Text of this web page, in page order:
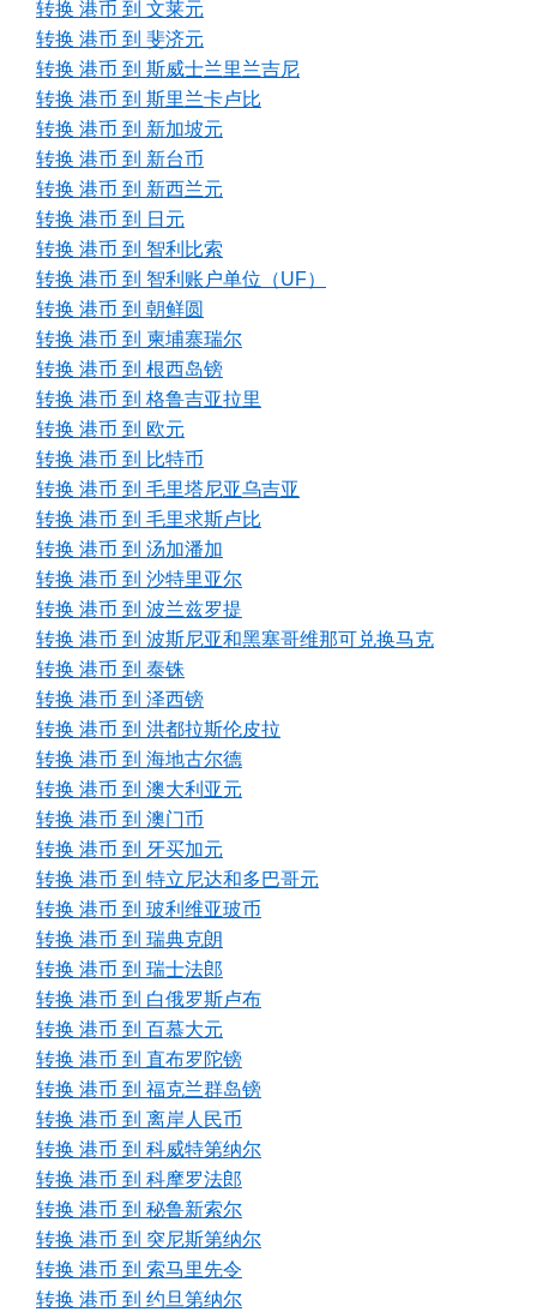
转换 港币 到 文莱元
转换 港币 到 斐济元
转换 港币 到 斯威士兰里兰吉尼
转换 港币 到 斯里兰卡卢比
转换 港币 到 新加坡元
转换 港币 到 新台币
转换 港币 到 新西兰元
转换 港币 到 日元
转换 港币 到 智利比索
转换 港币 到 智利账户单位（UF）
转换 港币 到 朝鲜圆
转换 港币 到 柬埔寨瑞尔
转换 港币 到 根西岛镑
转换 港币 到 格鲁吉亚拉里
转换 港币 到 欧元
转换 港币 到 比特币
转换 港币 到 毛里塔尼亚乌吉亚
转换 港币 到 毛里求斯卢比
转换 港币 到 汤加潘加
转换 港币 到 沙特里亚尔
转换 港币 到 波兰兹罗提
转换 港币 到 波斯尼亚和黑塞哥维那可兑换马克
转换 港币 到 泰铢
转换 港币 到 泽西镑
转换 港币 到 洪都拉斯伦皮拉
转换 港币 到 海地古尔德
转换 港币 到 澳大利亚元
转换 港币 到 澳门币
转换 港币 到 牙买加元
转换 港币 到 特立尼达和多巴哥元
转换 港币 到 玻利维亚玻币
转换 港币 到 瑞典克朗
转换 港币 到 瑞士法郎
转换 港币 到 白俄罗斯卢布
转换 港币 到 百慕大元
转换 港币 到 直布罗陀镑
转换 港币 到 福克兰群岛镑
转换 港币 到 离岸人民币
转换 港币 到 科威特第纳尔
转换 港币 到 科摩罗法郎
转换 港币 到 秘鲁新索尔
转换 港币 到 突尼斯第纳尔
转换 港币 到 索马里先令
转换 港币 到 约旦第纳尔